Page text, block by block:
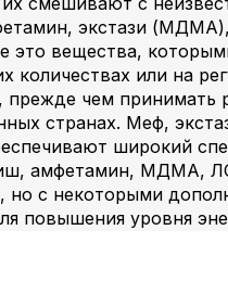
экстази
вещества,
или на
прежде чем
странах. Меф,
широкий
амфетамин, МДМА,
но с некоторыми
повышения уровня